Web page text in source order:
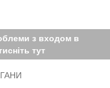
з входом в
тут